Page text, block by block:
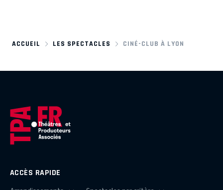
ACCUEIL LES SPECTACLES CINÉ-CLUB À LYON
ACCÈS RAPIDE